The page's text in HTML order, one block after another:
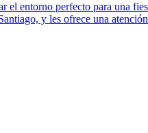
entorno perfecto para una
y les ofrece una